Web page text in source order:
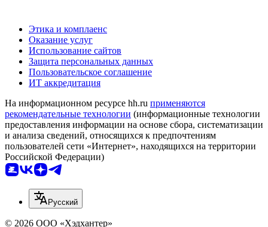
Этика и комплаенс
Оказание услуг
Использование сайтов
Защита персональных данных
Пользовательское соглашение
ИТ аккредитация
На информационном ресурсе hh.ru применяются
рекомендательные технологии (информационные технологии
предоставления информации на основе сбора, систематизации
и анализа сведений, относящихся к предпочтениям
пользователей сети «Интернет», находящихся на территории
Российской Федерации)
Русский
© 2026 ООО «Хэдхантер»